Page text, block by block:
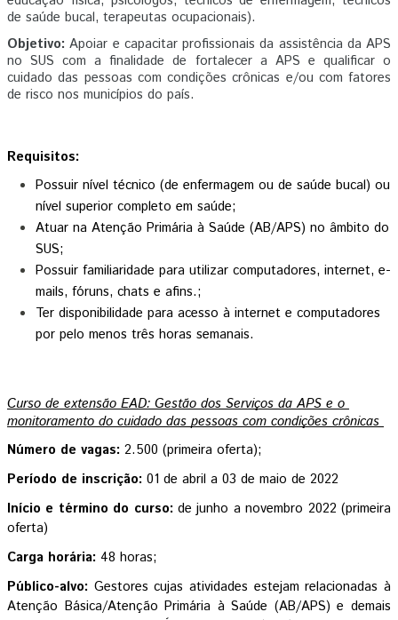
de saúde bucal, terapeutas ocupacionais).
Objetivo: Apoiar e capacitar profissionais da assistência da APS
no SUS com a finalidade de fortalecer a APS e qualificar o
cuidado das pessoas com condições crônicas e/ou com fatores
de risco nos municípios do país.
Requisitos:
Possuir nível técnico (de enfermagem ou de saúde bucal) ou
nível superior completo em saúde;
Atuar na Atenção Primária à Saúde (AB/APS) no âmbito do
SUS;
Possuir familiaridade para utilizar computadores, internet, e-
mails, fóruns, chats e afins.;
Ter disponibilidade para acesso à internet e computadores
por pelo menos três horas semanais.
Curso de extensão EAD: Gestão dos Serviços da APS e o
monitoramento do cuidado das pessoas com condições crônicas
Número de vagas: 2.500 (primeira oferta);
Período de inscrição: 01 de abril a 03 de maio de 2022
Início e término do curso: de junho a novembro 2022 (primeira
oferta)
Carga horária: 48 horas;
Público-alvo: Gestores cujas atividades estejam relacionadas à
Atenção Básica/Atenção Primária à Saúde (AB/APS) e demais